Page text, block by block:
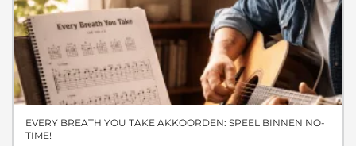
EVERY BREATH YOU TAKE AKKOORDEN: SPEEL BINNEN NO-
TIME!